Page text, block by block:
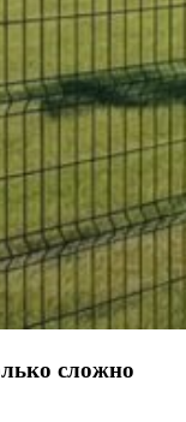
сложно